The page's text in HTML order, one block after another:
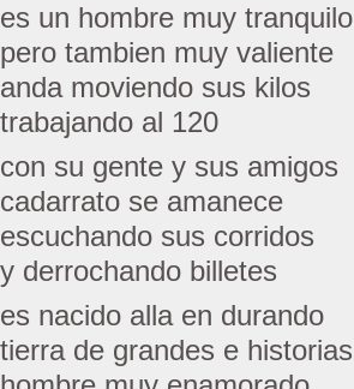
es un hombre muy tranquilo
pero tambien muy valiente
anda moviendo sus kilos
trabajando al 120
con su gente y sus amigos
cadarrato se amanece
escuchando sus corridos
y derrochando billetes
es nacido alla en durando
tierra de grandes e historias